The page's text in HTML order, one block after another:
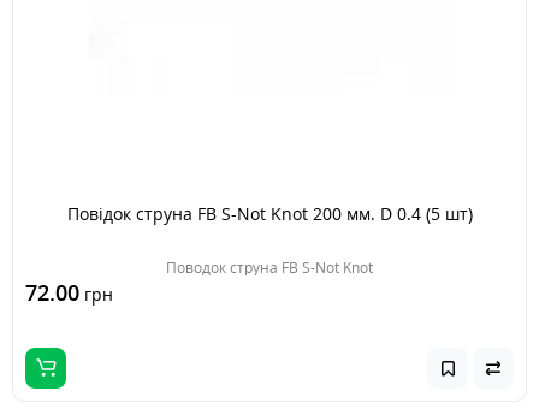
Повідок струна FB S-Not Knot 200 мм. D 0.4 (5 шт)
Поводок струна FB S-Not Knot
72.00 грн